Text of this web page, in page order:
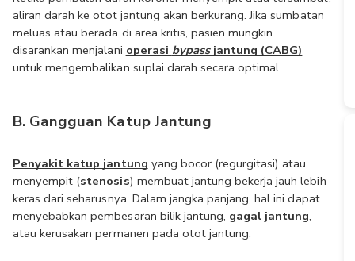
aliran darah ke otot jantung akan berkurang. Jika sumbatan
meluas atau berada di area kritis, pasien mungkin
disarankan menjalani operasi bypass jantung (CABG)
untuk mengembalikan suplai darah secara optimal.
B. Gangguan Katup Jantung
Penyakit katup jantung yang bocor (regurgitasi) atau
menyempit (stenosis) membuat jantung bekerja jauh lebih
keras dari seharusnya. Dalam jangka panjang, hal ini dapat
menyebabkan pembesaran bilik jantung, gagal jantung,
atau kerusakan permanen pada otot jantung.